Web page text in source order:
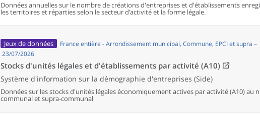
Données annuelles sur le nombre de créations d'entreprises et d'établissements
les territoires et réparties selon le secteur d’activité et la forme légale.
Jeux de données
France entière - Arrondissement municipal, Commune, EPCI et supra –
23/07/2026
Stocks d'unités légales et d'établissements par activité (A10)
Système d'information sur la démographie d'entreprises (Side)
Données sur les stocks d'unités légales économiquement actives par activité (A10) au
communal et supra-communal